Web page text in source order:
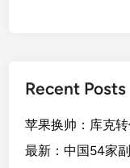
Recent Posts
苹果换帅：库克
最新：中国54家